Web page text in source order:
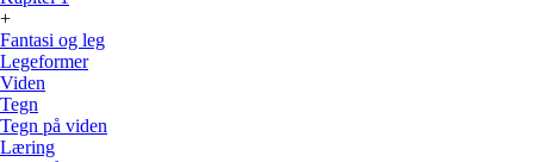
+
Fantasi og leg
Legeformer
Viden
Tegn
Tegn på viden
Læring